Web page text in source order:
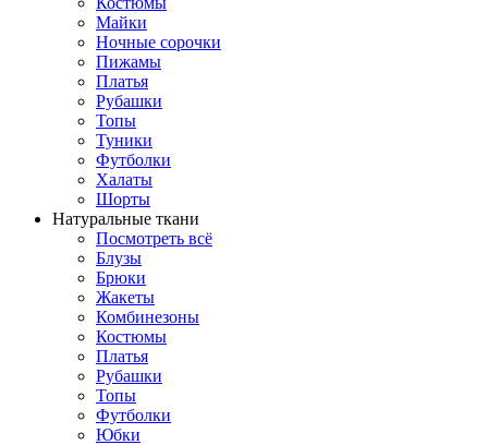
Майки
Ночные сорочки
Пижамы
Платья
Рубашки
Топы
Туники
Футболки
Халаты
Шорты
Натуральные ткани
Посмотреть всё
Блузы
Брюки
Жакеты
Комбинезоны
Костюмы
Платья
Рубашки
Топы
Футболки
Юбки